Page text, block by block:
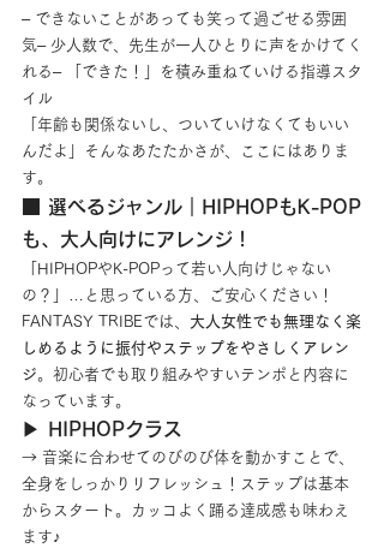
– できないことがあっても笑って過ごせる雰囲
気– 少人数で、先生が一人ひとりに声をかけてく
れる– 「できた！」を積み重ねていける指導スタ
イル
「年齢も関係ないし、ついていけなくてもいい
んだよ」そんなあたたかさが、ここにはありま
す。
■ 選べるジャンル｜HIPHOPもK-POP
も、大人向けにアレンジ！
「HIPHOPやK-POPって若い人向けじゃない
の？」…と思っている方、ご安心ください！
FANTASY TRIBEでは、 大人女性でも無理なく楽
しめるように振付やステップをやさしくアレン
ジ。初心者でも取り組みやすいテンポと内容に
なっています。
▶ HIPHOPクラス
→ 音楽に合わせてのびのび体を動かすことで、
全身をしっかりリフレッシュ！ステップは基本
からスタート。カッコよく踊る達成感も味わえ
ます♪